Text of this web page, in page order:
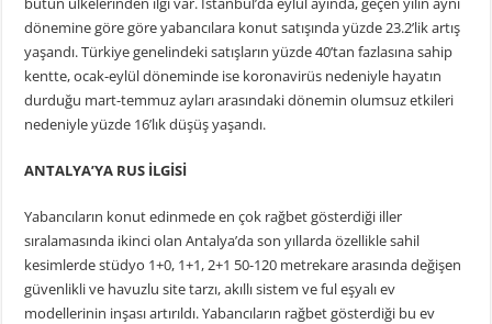
dönemine göre göre yabancılara konut satışında yüzde 23.2’lik artış
yaşandı. Türkiye genelindeki satışların yüzde 40’tan fazlasına sahip
kentte, ocak-eylül döneminde ise koronavirüs nedeniyle hayatın
durduğu mart-temmuz ayları arasındaki dönemin olumsuz etkileri
nedeniyle yüzde 16’lık düşüş yaşandı.
ANTALYA’YA RUS İLGİSİ
Yabancıların konut edinmede en çok rağbet gösterdiği iller
sıralamasında ikinci olan Antalya’da son yıllarda özellikle sahil
kesimlerde stüdyo 1+0, 1+1, 2+1 50-120 metrekare arasında değişen
güvenlikli ve havuzlu site tarzı, akıllı sistem ve ful eşyalı ev
modellerinin inşası artırıldı. Yabancıların rağbet gösterdiği bu ev